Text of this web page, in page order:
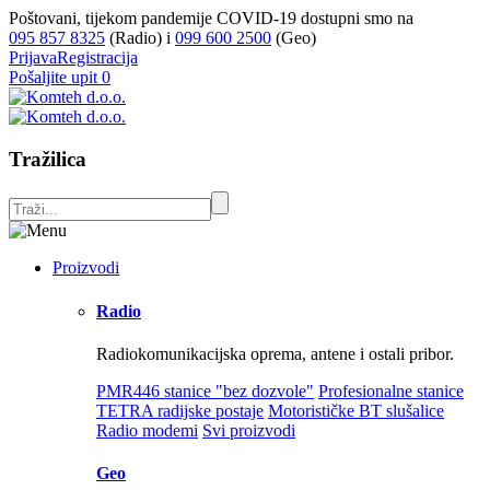
Poštovani, tijekom pandemije COVID-19 dostupni smo na
095 857 8325 (Radio) i 099 600 2500 (Geo)
PrijavaRegistracija
Pošaljite upit 0
Tražilica
Proizvodi
Radio
Radiokomunikacijska oprema, antene i ostali pribor.
PMR446 stanice "bez dozvole" Profesionalne stanice
TETRA radijske postaje Motorističke BT slušalice
Radio modemi Svi proizvodi
Geo